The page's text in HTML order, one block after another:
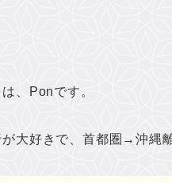
、Ponです。
大好きで、首都圏→沖縄